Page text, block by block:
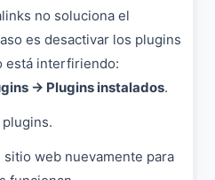
no soluciona el
es desactivar los plugins
está interfiriendo:
→ Plugins instalados.
sitio web nuevamente para